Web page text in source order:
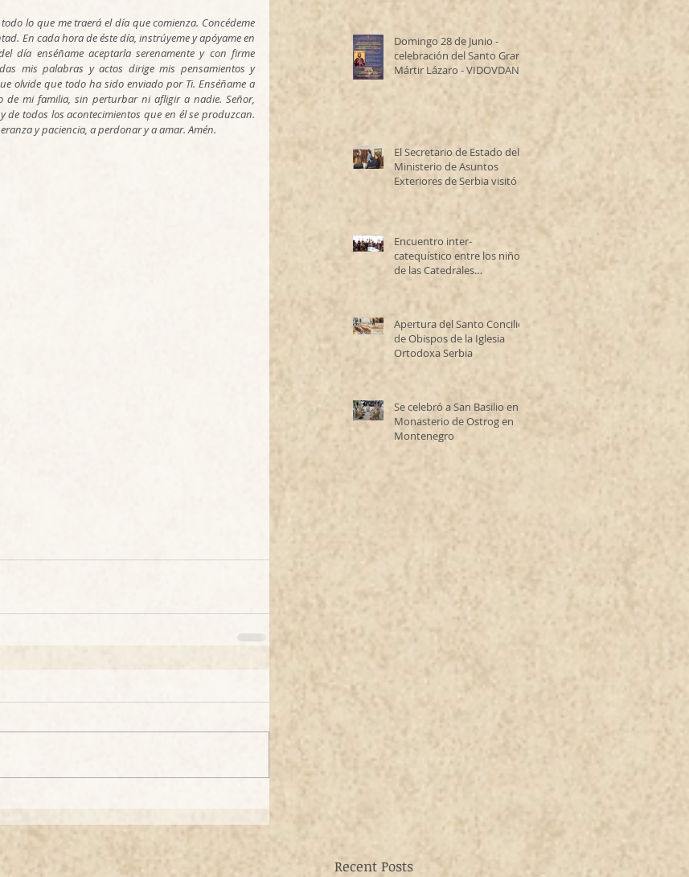
En cada hora de éste día, instrúyeme y apóyame en
día enséñame aceptarla serenamente y con firme
mis palabras y actos dirige mis pensamientos y
olvide que todo ha sido enviado por Ti. Enséñame a
de mi familia, sin perturbar ni afligir a nadie. Señor,
de todos los acontecimientos que en él se produzcan.
y paciencia, a perdonar y a amar. Amén.
Domingo 28 de Junio -
celebración del Santo Gran
Mártir Lázaro - VIDOVDAN
El Secretario de Estado del
Ministerio de Asuntos
Exteriores de Serbia visitó la
Catedral Ortodoxa Serbia
en Buenos Aires y habló con
Encuentro inter-
catequístico entre los niños
de las Catedrales
Antioqueña y Serbia
Apertura del Santo Concilio
de Obispos de la Iglesia
Ortodoxa Serbia
Se celebró a San Basilio en el
Monasterio de Ostrog en
Montenegro
Recent Posts